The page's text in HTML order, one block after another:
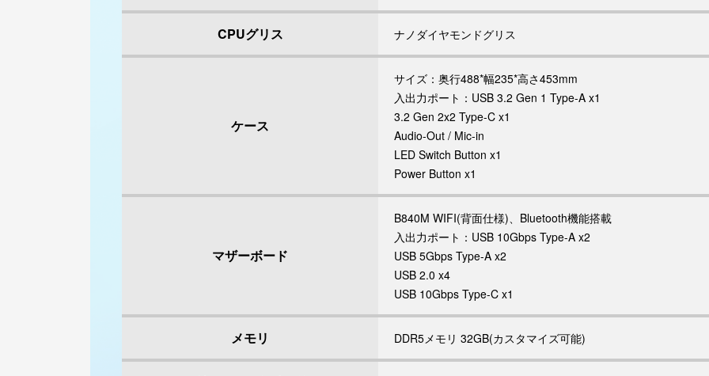
CPUグリス ナノダイヤモンドグリス
ケース
サイズ：奥行488*幅235*高さ453mm
入出力ポート：USB 3.2 Gen 1 Type-A x1
3.2 Gen 2x2 Type-C x1
Audio-Out / Mic-in
LED Switch Button x1
Power Button x1
マザーボード
B840M WIFI(背面仕様)、Bluetooth機能搭載
入出力ポート：USB 10Gbps Type-A x2
USB 5Gbps Type-A x2
USB 2.0 x4
USB 10Gbps Type-C x1
メモリ DDR5メモリ 32GB(カスタマイズ可能)